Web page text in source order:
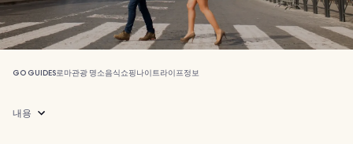
GO GUIDES로마관광 명소음식쇼핑나이트라이프정보
내용